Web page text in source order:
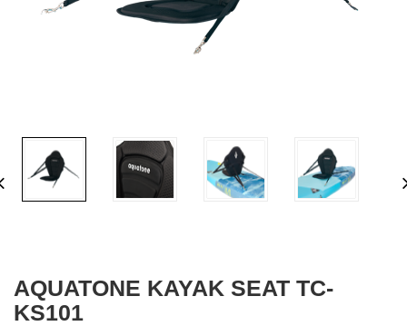
AQUATONE KAYAK SEAT TC-
KS101